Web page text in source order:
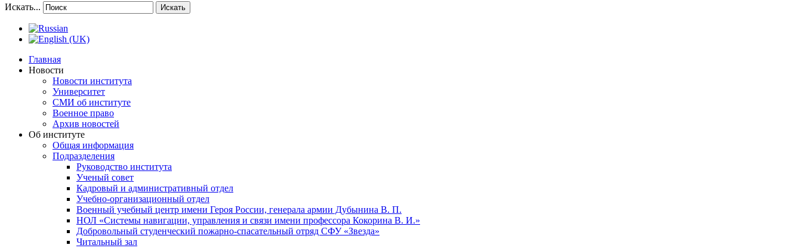
Искать... Искать
Главная
Новости
Новости института
Университет
СМИ об институте
Военное право
Архив новостей
Об институте
Общая информация
Подразделения
Руководство института
Ученый совет
Кадровый и административный отдел
Учебно-организационный отдел
Военный учебный центр имени Героя России, генерала армии Дубынина В. П.
НОЛ «Системы навигации, управления и связи имени профессора Кокорина В. И.»
Добровольный студенческий пожарно-спасательный отряд СФУ «Звезда»
Читальный зал